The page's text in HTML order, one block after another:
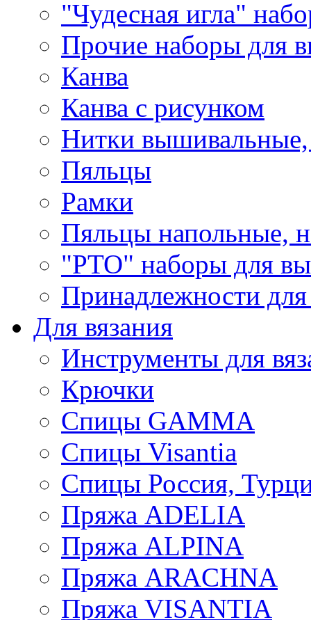
"Чудесная игла"
Прочие наборы для
Канва
Канва с рисунком
Нитки
Пяльцы
Рамки
Пяльцы напольные,
"РТО" наборы для
Принадлежности
Для вязания
Инструменты для
Крючки
Спицы GAMMA
Спицы Visantia
Спицы Россия,
Пряжа ADELIA
Пряжа ALPINA
Пряжа ARACHNA
Пряжа VISANTIA